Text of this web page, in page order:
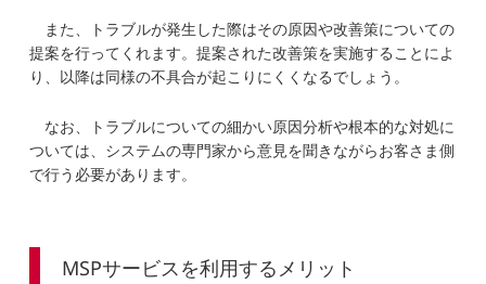
また、トラブルが発生した際はその原因や改善策についての
提案を行ってくれます。提案された改善策を実施することによ
り、以降は同様の不具合が起こりにくくなるでしょう。
なお、トラブルについての細かい原因分析や根本的な対処に
ついては、システムの専門家から意見を聞きながらお客さま側
で行う必要があります。
MSPサービスを利用するメリット